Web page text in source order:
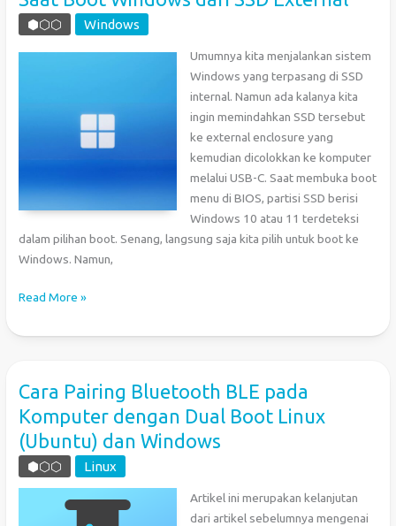
⬢⬡⬡ Windows
Umumnya kita menjalankan sistem
Windows yang terpasang di SSD
internal. Namun ada kalanya kita
ingin memindahkan SSD tersebut
ke external enclosure yang
kemudian dicolokkan ke komputer
melalui USB-C. Saat membuka boot
menu di BIOS, partisi SSD berisi
Windows 10 atau 11 terdeteksi
dalam pilihan boot. Senang, langsung saja kita pilih untuk boot ke
Windows. Namun,
Error
Saat
dari
SSD
External
Read More »
Cara Pairing Bluetooth BLE pada
Komputer dengan Dual Boot Linux
(Ubuntu) dan Windows
⬢⬡⬡ Linux
Artikel ini merupakan kelanjutan
dari artikel sebelumnya mengenai